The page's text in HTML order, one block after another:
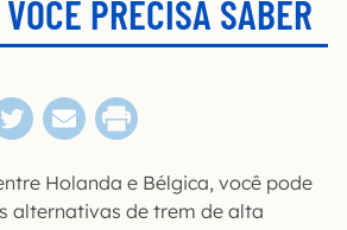
PRECISA SABER
Holanda e Bélgica, você pode
alternativas de trem de alta